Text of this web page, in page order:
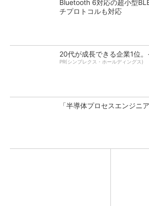
Bluetooth 6対応の超小型
チプロトコルも対応
20代が成長できる企業1位
PR(シンプレクス・ホールディングス)
「半導体プロセスエンジニ